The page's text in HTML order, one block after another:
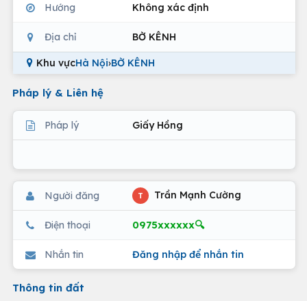
Hướng Không xác định
Địa chỉ BỜ KÊNH
Khu vựcHà Nội›BỜ KÊNH
Pháp lý & Liên hệ
Pháp lý Giấy Hồng
Người đăng T Trần Mạnh Cường
Điện thoại 0975xxxxxx🔍
Nhắn tin Đăng nhập để nhắn tin
Thông tin đất